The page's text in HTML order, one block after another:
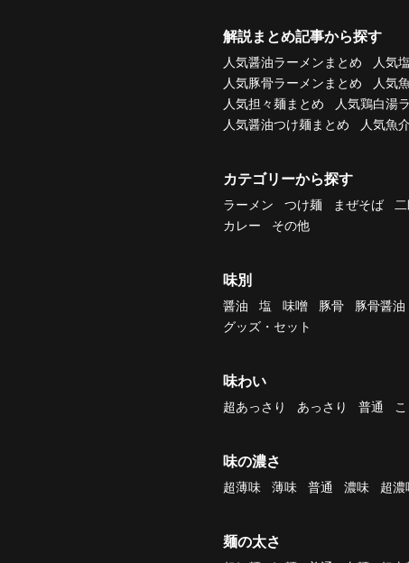
解説まとめ記事から探す
人気醤油ラーメンまとめ 人気
人気豚骨ラーメンまとめ
人気
人気担々麺まとめ
人気鶏白湯
人気醤油つけ麺まとめ
人気魚
カテゴリーから探す
ラーメン つけ麺 まぜそば
カレー
その他
味別
醤油 塩 味噌 豚骨 豚骨醤油
グッズ・セット
味わい
超あっさり あっさり 普通
味の濃さ
超薄味 薄味 普通 濃味 超濃
麺の太さ